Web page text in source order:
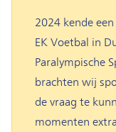
2024 kende
EK Voetbal in
Paralympische
brachten wij
de vraag te
momenten